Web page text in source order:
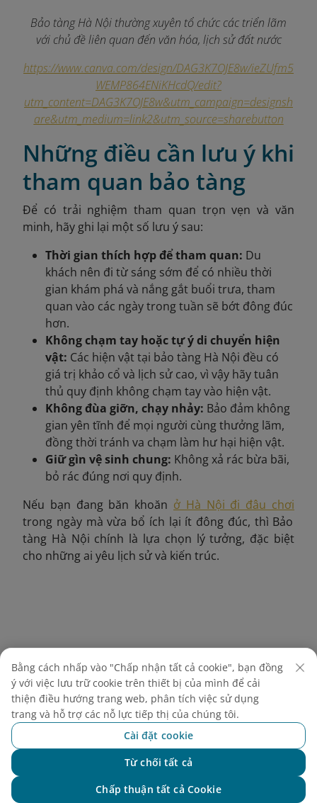
Bảo tàng Hà Nội thường xuyên tổ chức các triển lãm
với chủ đề liên quan đến văn hóa, lịch sử đất nước
https://www.canva.com/design/DAG3K7OJE8w/ieZUfm5
WEMP864ENiKHcdQ/edit?
utm_content=DAG3K7OJE8w&utm_campaign=designsh
are&utm_medium=link2&utm_source=sharebutton
Những điều cần lưu ý khi
tham quan bảo tàng
Để có trải nghiệm tham quan trọn vẹn và văn
minh, hãy ghi lại một số lưu ý sau:
Thời gian thích hợp để tham quan: Du
khách nên đi từ sáng sớm để có nhiều thời
gian khám phá và nắng gắt buổi trưa, tham
quan vào các ngày trong tuần sẽ bớt đông đúc
hơn.
Không chạm tay hoặc tự ý di chuyển hiện
vật: Các hiện vật tại bảo tàng Hà Nội đều có
giá trị khảo cổ và lịch sử cao, vì vậy hãy tuân
thủ quy định không chạm tay vào hiện vật.
Không đùa giỡn, chạy nhảy: Bảo đảm không
gian yên tĩnh để mọi người cùng thưởng lãm,
đồng thời tránh va chạm làm hư hại hiện vật.
Giữ gìn vệ sinh chung: Không xả rác bừa bãi,
bỏ rác đúng nơi quy định.
Nếu bạn đang băn khoăn ở Hà Nội đi đâu chơi
trong ngày mà vừa bổ ích lại ít đông đúc, thì Bảo
tàng Hà Nội chính là lựa chọn lý tưởng, đặc biệt
cho những ai yêu lịch sử và kiến trúc.
Du khách chú ý không chạm tay vào hiện vật khi tham
Bằng cách nhấp vào "Chấp nhận tất cả cookie", bạn đồng
ý với việc lưu trữ cookie trên thiết bị của mình để cải
thiện điều hướng trang web, phân tích việc sử dụng
trang và hỗ trợ các nỗ lực tiếp thị của chúng tôi.
Cài đặt cookie
Từ chối tất cả
Chấp thuận tất cả Cookie